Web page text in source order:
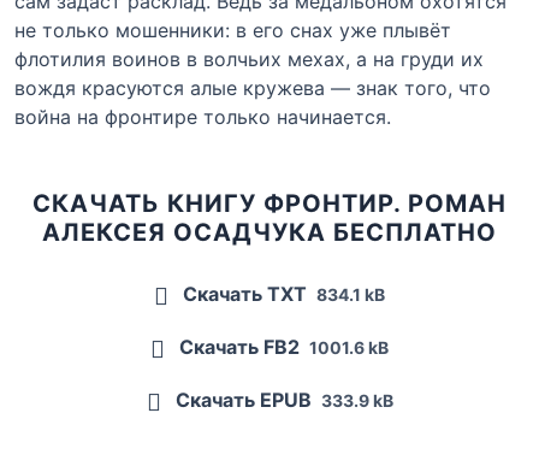
не только мошенники: в его снах уже плывёт
флотилия воинов в волчьих мехах, а на груди их
вождя красуются алые кружева — знак того, что
война на фронтире только начинается.
СКАЧАТЬ КНИГУ ФРОНТИР. РОМАН
АЛЕКСЕЯ ОСАДЧУКА БЕСПЛАТНО
Скачать TXT 834.1 kB
Скачать FB2 1001.6 kB
Скачать EPUB 333.9 kB